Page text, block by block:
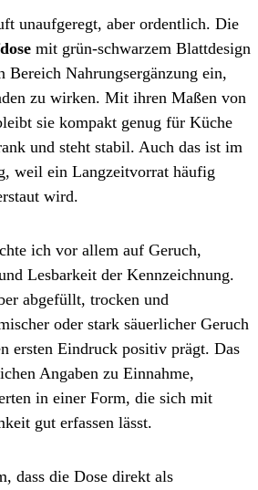
unaufgeregt, aber ordentlich. Die
mit grün-schwarzem Blattdesign
Bereich Nahrungsergänzung ein,
zu wirken. Mit ihren Maßen von
sie kompakt genug für Küche
und steht stabil. Auch das ist im
weil ein Langzeitvorrat häufig
wird.
ich vor allem auf Geruch,
Lesbarkeit der Kennzeichnung.
abgefüllt, trocken und
oder stark säuerlicher Geruch
ersten Eindruck positiv prägt. Das
Angaben zu Einnahme,
in einer Form, die sich mit
gut erfassen lässt.
dass die Dose direkt als